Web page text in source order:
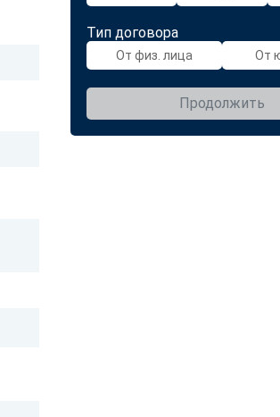
Тип договора
От физ. лица От
Продолжить